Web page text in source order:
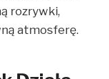
rozrywki,
atmosferę.